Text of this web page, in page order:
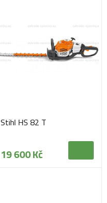
Stihl HS 82 T
19 600 Kč